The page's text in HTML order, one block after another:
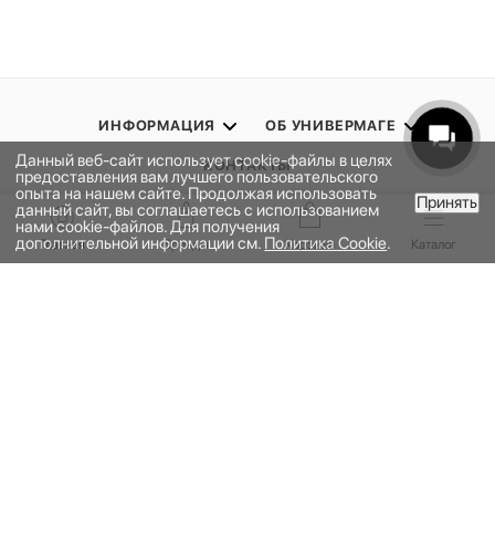
В КОРЗИНУ
ИНФОРМАЦИЯ ОБ УНИВЕРМАГЕ
КОНТАКТЫ
ПОДПИСАТЬСЯ НА РАССЫЛКУ
Данный веб-сайт использует cookie-файлы в целях
предоставления вам лучшего пользовательского
опыта на нашем сайте. Продолжая использовать
данный сайт, вы соглашаетесь с использованием
нами cookie-файлов. Для получения
дополнительной информации см. Политика Cookie.
Принять
Главная Бренды Корзина Каталог